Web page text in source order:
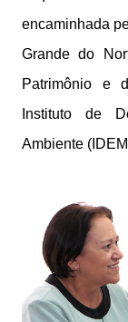
encaminhada
Grande do
Patrimônio e
Instituto de
Ambiente